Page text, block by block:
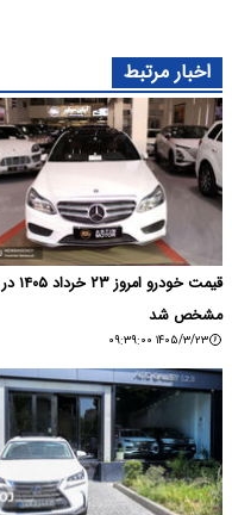
قیمت خودرو امروز ۲۳ خرداد ۱۴۰۵ در بازار
مشخص شد
۱۴۰۵/۳/۲۲ ۰۹:۰۵:۳۲